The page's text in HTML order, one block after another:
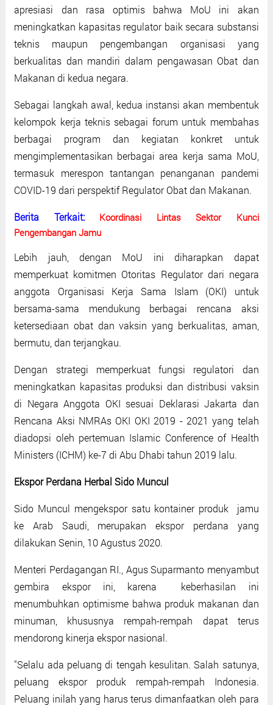
apresiasi dan rasa optimis bahwa MoU ini akan
meningkatkan kapasitas regulator baik secara substansi
teknis maupun pengembangan organisasi yang
berkualitas dan mandiri dalam pengawasan Obat dan
Makanan di kedua negara.
Sebagai langkah awal, kedua instansi akan membentuk
kelompok kerja teknis sebagai forum untuk membahas
berbagai program dan kegiatan konkret untuk
mengimplementasikan berbagai area kerja sama MoU,
termasuk merespon tantangan penanganan pandemi
COVID-19 dari perspektif Regulator Obat dan Makanan.
Berita Terkait: Koordinasi Lintas Sektor Kunci
Pengembangan Jamu
Lebih jauh, dengan MoU ini diharapkan dapat
memperkuat komitmen Otoritas Regulator dari negara
anggota Organisasi Kerja Sama Islam (OKI) untuk
bersama-sama mendukung berbagai rencana aksi
ketersediaan obat dan vaksin yang berkualitas, aman,
bermutu, dan terjangkau.
Dengan strategi memperkuat fungsi regulatori dan
meningkatkan kapasitas produksi dan distribusi vaksin
di Negara Anggota OKI sesuai Deklarasi Jakarta dan
Rencana Aksi NMRAs OKI OKI 2019 - 2021 yang telah
diadopsi oleh pertemuan Islamic Conference of Health
Ministers (ICHM) ke-7 di Abu Dhabi tahun 2019 lalu.
Ekspor Perdana Herbal Sido Muncul
Sido Muncul mengekspor satu kontainer produk jamu
ke Arab Saudi, merupakan ekspor perdana yang
dilakukan Senin, 10 Agustus 2020.
Menteri Perdagangan RI., Agus Suparmanto menyambut
gembira ekspor ini, karena keberhasilan ini
menumbuhkan optimisme bahwa produk makanan dan
minuman, khususnya rempah-rempah dapat terus
mendorong kinerja ekspor nasional.
"Selalu ada peluang di tengah kesulitan. Salah satunya,
peluang ekspor produk rempah-rempah Indonesia.
Peluang inilah yang harus terus dimanfaatkan oleh para